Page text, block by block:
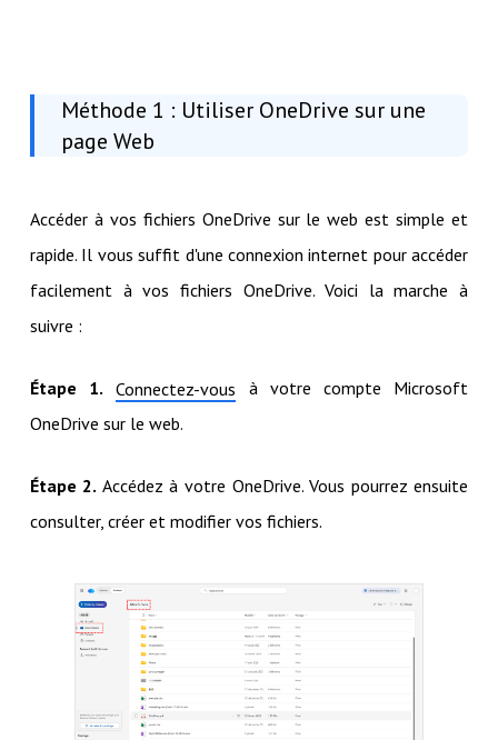
Méthode 1 : Utiliser OneDrive sur une
page Web
Accéder à vos fichiers OneDrive sur le web est simple et
rapide. Il vous suffit d'une connexion internet pour accéder
facilement à vos fichiers OneDrive. Voici la marche à
suivre :
Étape 1. Connectez-vous à votre compte Microsoft
OneDrive sur le web.
Étape 2. Accédez à votre OneDrive. Vous pourrez ensuite
consulter, créer et modifier vos fichiers.